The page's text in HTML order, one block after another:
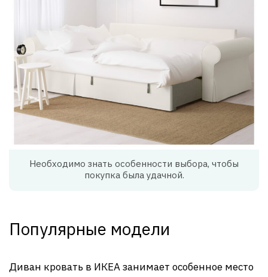
Необходимо знать особенности выбора, чтобы
покупка была удачной.
Популярные модели
Диван кровать в ИКЕА занимает особенное место